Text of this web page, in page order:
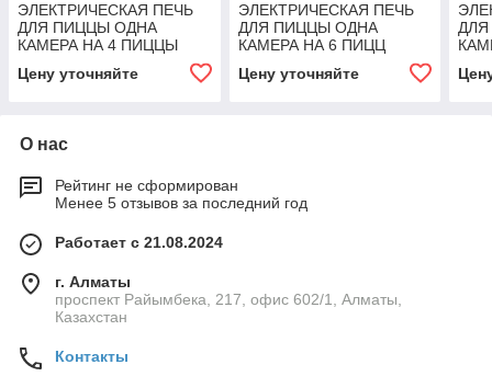
ЭЛЕКТРИЧЕСКАЯ ПЕЧЬ
ДЛЯ ПИЦЦЫ ОДНА
КАМЕРА НА 4 ПИЦЦЫ
Angelopo
Цену уточняйте
ЭЛЕКТРИЧЕСКАЯ ПЕЧЬ
ДЛЯ ПИЦЦЫ ОДНА
КАМЕРА НА 6 ПИЦЦ
Angelopo
Цену уточняйте
О нас
Рейтинг не сформирован
Менее 5 отзывов за последний год
Работает с 21.08.2024
г. Алматы
проспект Райымбека, 217, офис 602/1, Алматы,
Казахстан
Контакты